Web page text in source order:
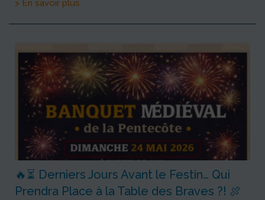
> En savoir plus
🔥⏳ Derniers Jours Avant le Festin… Qui
Prendra Place à la Table des Braves ?! 🍖